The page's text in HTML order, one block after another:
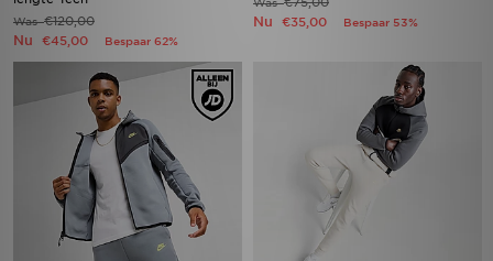
Was€120,00
Nu €45,00 Bespaar 62%
Nu €35,00 Bespaar 53%